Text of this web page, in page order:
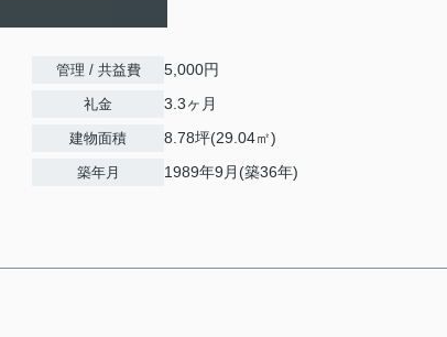
管理 / 共益費 5,000円
礼金 3.3ヶ月
建物面積 8.78坪(29.04㎡)
築年月 1989年9月(築36年)